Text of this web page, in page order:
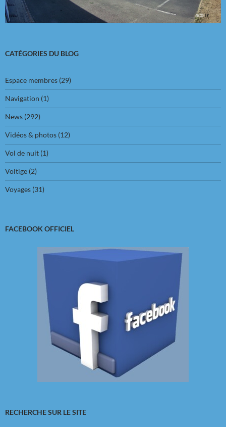
CATÉGORIES DU BLOG
Espace membres (29)
Navigation (1)
News (292)
Vidéos & photos (12)
Vol de nuit (1)
Voltige (2)
Voyages (31)
FACEBOOK OFFICIEL
RECHERCHE SUR LE SITE